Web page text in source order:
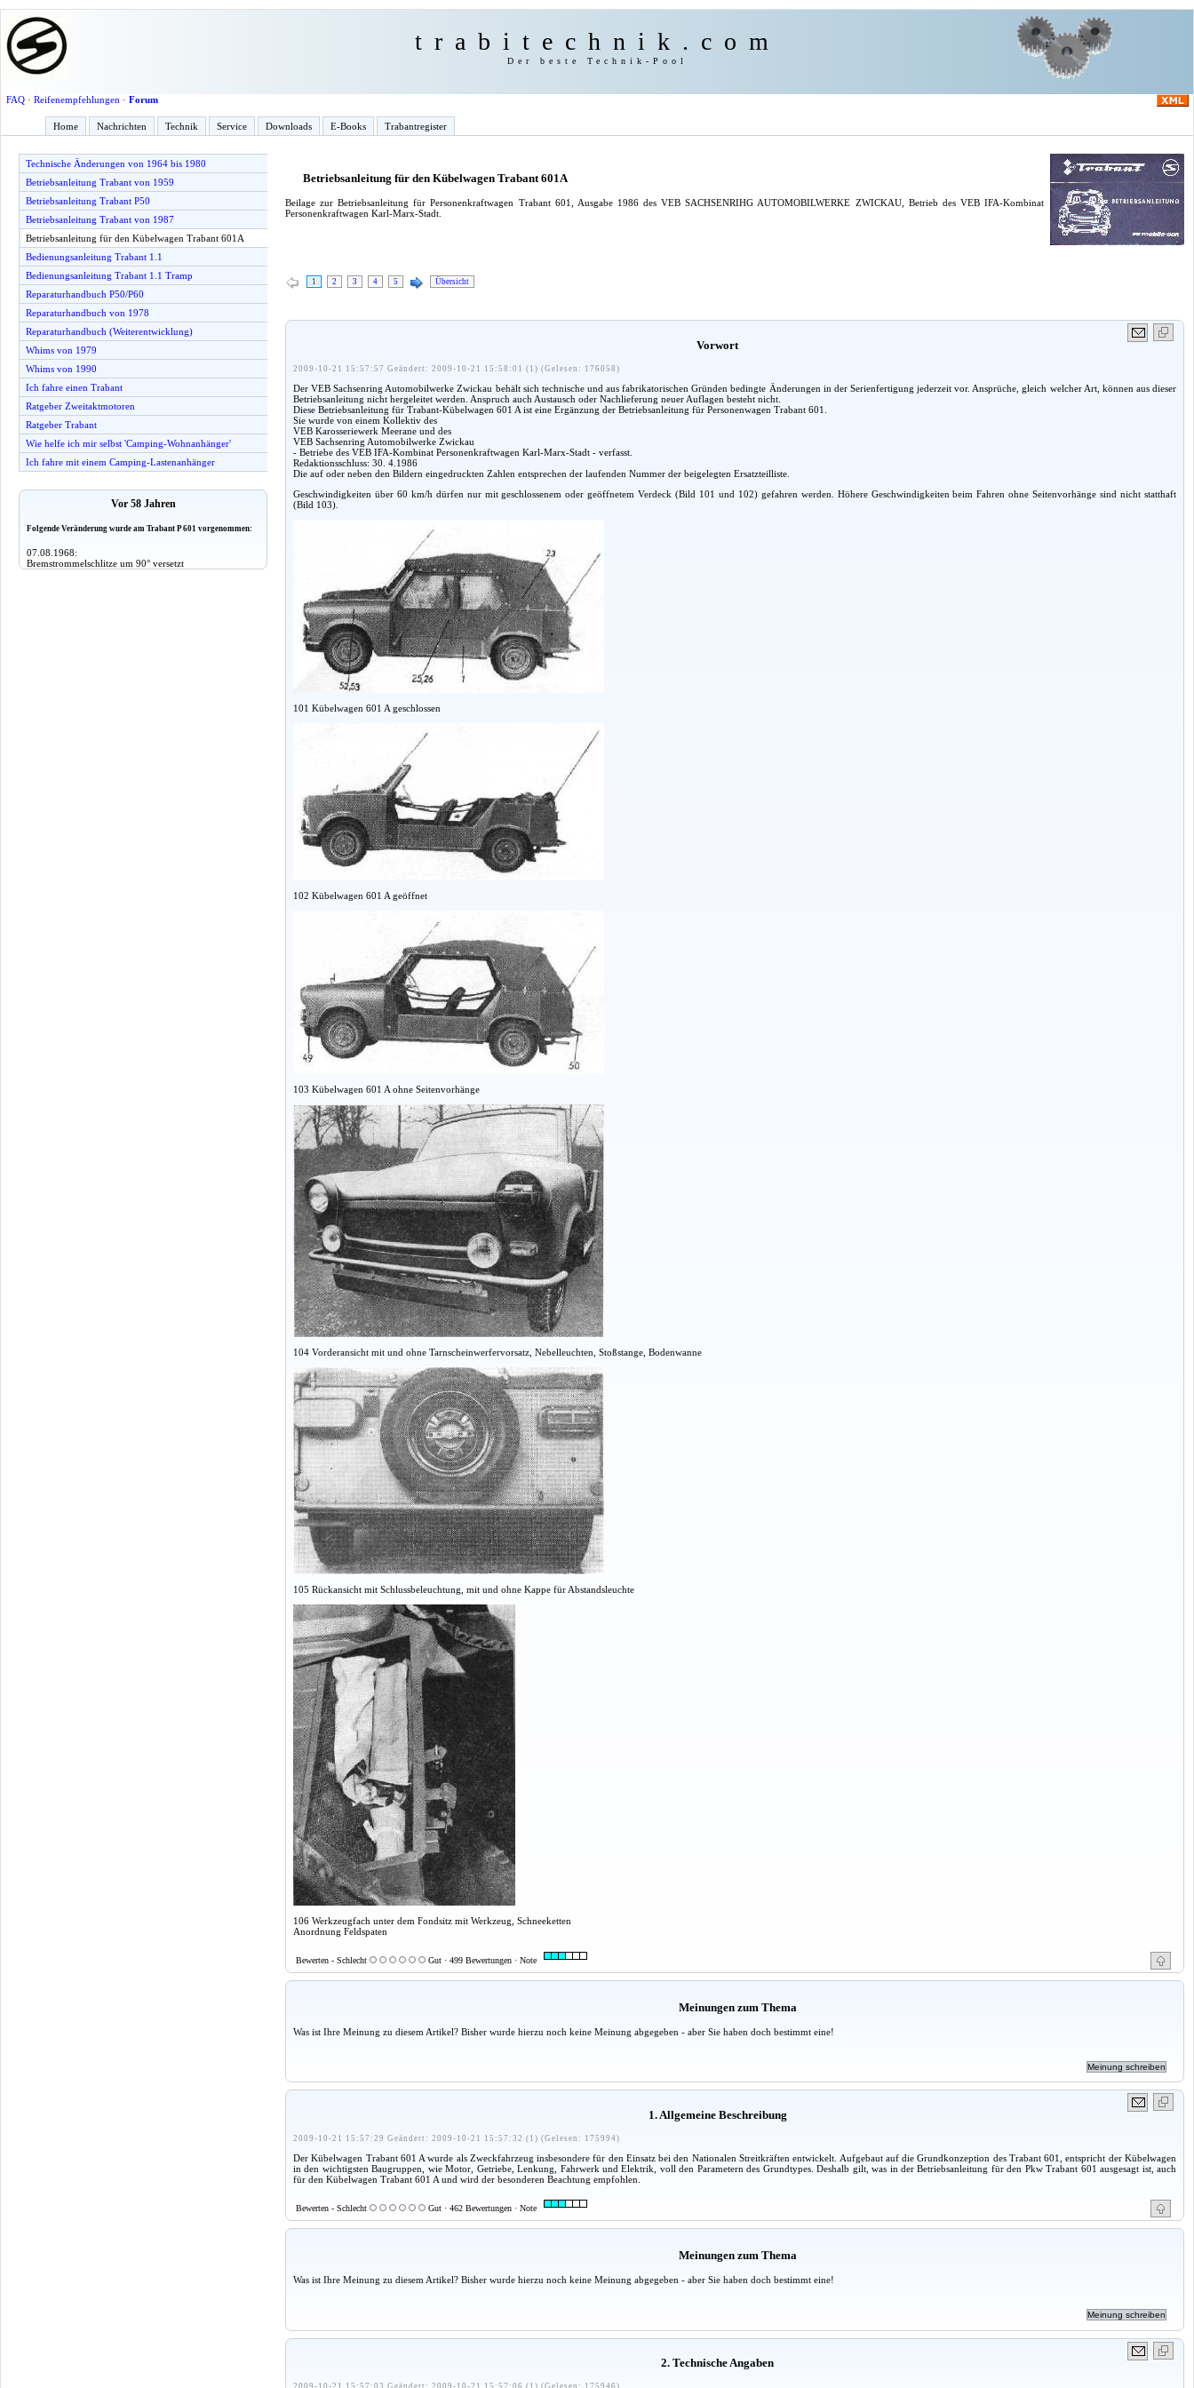
trabitechnik.com
Der beste Technik-Pool
FAQ· Reifenempfehlungen · Forum
Home Nachrichten Technik Service Downloads E-Books Trabantregister
Technische Änderungen von 1964 bis 1980
Betriebsanleitung Trabant von 1959
Betriebsanleitung Trabant P50
Betriebsanleitung Trabant von 1987
Betriebsanleitung für den Kübelwagen Trabant 601A
Bedienungsanleitung Trabant 1.1
Bedienungsanleitung Trabant 1.1 Tramp
Reparaturhandbuch P50/P60
Reparaturhandbuch von 1978
Reparaturhandbuch (Weiterentwicklung)
Whims von 1979
Whims von 1990
Ich fahre einen Trabant
Ratgeber Zweitaktmotoren
Ratgeber Trabant
Wie helfe ich mir selbst 'Camping-Wohnanhänger'
Ich fahre mit einem Camping-Lastenanhänger
Vor 58 Jahren
Folgende Veränderung wurde am Trabant P 601 vorgenommen:
07.08.1968:
Bremstrommelschlitze um 90° versetzt
Betriebsanleitung für den Kübelwagen Trabant 601A
Beilage zur Betriebsanleitung für Personenkraftwagen Trabant 601, Ausgabe 1986 des VEB SACHSENRIHG AUTOMOBILWERKE ZWICKAU, Betrieb des VEB IFA-Kombinat
Personenkraftwagen Karl-Marx-Stadt.
1 2 3 4 5 Übersicht
Vorwort
2009-10-21 15:57:57 Geändert: 2009-10-21 15:58:01 (1) (Gelesen: 176058)
Der VEB Sachsenring Automobilwerke Zwickau behält sich technische und aus fabrikatorischen Gründen bedingte Änderungen in der Serienfertigung jederzeit vor. Ansprüche, gleich welcher Art, können aus dieser
Betriebsanleitung nicht hergeleitet werden. Anspruch auch Austausch oder Nachlieferung neuer Auflagen besteht nicht.
Diese Betriebsanleitung für Trabant-Kübelwagen 601 A ist eine Ergänzung der Betriebsanleitung für Personenwagen Trabant 601.
Sie wurde von einem Kollektiv des
VEB Karosseriewerk Meerane und des
VEB Sachsenring Automobilwerke Zwickau
- Betriebe des VEB IFA-Kombinat Personenkraftwagen Karl-Marx-Stadt - verfasst.
Redaktionsschluss: 30. 4.1986
Die auf oder neben den Bildern eingedruckten Zahlen entsprechen der laufenden Nummer der beigelegten Ersatzteilliste.
Geschwindigkeiten über 60 km/h dürfen nur mit geschlossenem oder geöffnetem Verdeck (Bild 101 und 102) gefahren werden. Höhere Geschwindigkeiten beim Fahren ohne Seitenvorhänge sind nicht statthaft
(Bild 103).
101 Kübelwagen 601 A geschlossen
102 Kübelwagen 601 A geöffnet
103 Kübelwagen 601 A ohne Seitenvorhänge
104 Vorderansicht mit und ohne Tarnscheinwerfervorsatz, Nebelleuchten, Stoßstange, Bodenwanne
105 Rückansicht mit Schlussbeleuchtung, mit und ohne Kappe für Abstandsleuchte
106 Werkzeugfach unter dem Fondsitz mit Werkzeug, Schneeketten
Anordnung Feldspaten
Bewerten - Schlecht Gut · 499 Bewertungen · Note
Meinungen zum Thema
Was ist Ihre Meinung zu diesem Artikel? Bisher wurde hierzu noch keine Meinung abgegeben - aber Sie haben doch bestimmt eine!
1. Allgemeine Beschreibung
2009-10-21 15:57:29 Geändert: 2009-10-21 15:57:32 (1) (Gelesen: 175994)
Der Kübelwagen Trabant 601 A wurde als Zweckfahrzeug insbesondere für den Einsatz bei den Nationalen Streitkräften entwickelt. Aufgebaut auf die Grundkonzeption des Trabant 601, entspricht der Kübelwagen
in den wichtigsten Baugruppen, wie Motor, Getriebe, Lenkung, Fahrwerk und Elektrik, voll den Parametern des Grundtypes. Deshalb gilt, was in der Betriebsanleitung für den Pkw Trabant 601 ausgesagt ist, auch
für den Kübelwagen Trabant 601 A und wird der besonderen Beachtung empfohlen.
Bewerten - Schlecht Gut · 462 Bewertungen · Note
Meinungen zum Thema
Was ist Ihre Meinung zu diesem Artikel? Bisher wurde hierzu noch keine Meinung abgegeben - aber Sie haben doch bestimmt eine!
2. Technische Angaben